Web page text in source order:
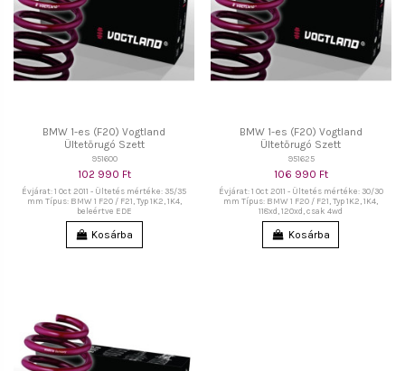
BMW 1-es (F20) Vogtland
Ültetőrugó Szett
951600
102 990 Ft
Évjárat: 1 Oct 2011 - Ültetés mértéke: 35/35
mm Típus: BMW 1 F20 / F21, Typ 1K2, 1K4,
beleértve EDE
Kosárba
BMW 1-es (F20) Vogtland
Ültetőrugó Szett
951625
106 990 Ft
Évjárat: 1 Oct 2011 - Ültetés mértéke: 30/30
mm Típus: BMW 1 F20 / F21, Typ 1K2, 1K4,
118xd, 120xd, csak 4wd
Kosárba